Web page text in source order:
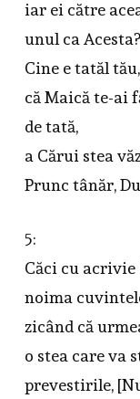
iar ei către
unul ca Acesta?
Cine e tatăl
că Maică te-ai
de tată,
a Cărui stea
Prunc tânăr,
5:
Căci cu acrivie
noima
zicând că
o stea care va
prevestirile,